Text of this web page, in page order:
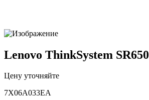
Lenovo ThinkSystem SR650
Цену уточняйте
7X06A033EA